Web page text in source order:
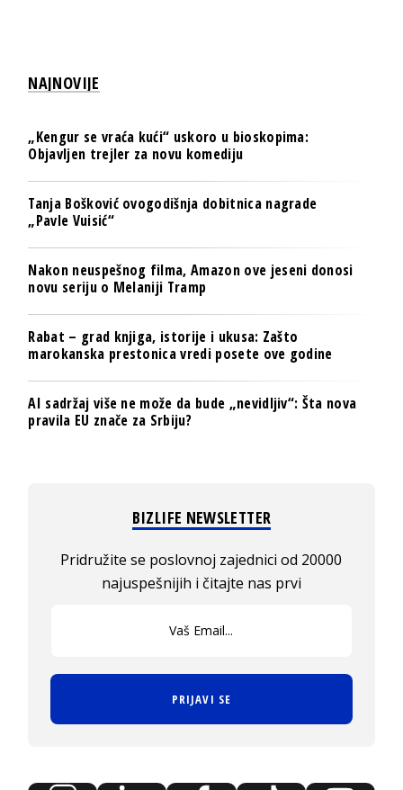
NAJNOVIJE
„Kengur se vraća kući“ uskoro u bioskopima:
Objavljen trejler za novu komediju
Tanja Bošković ovogodišnja dobitnica nagrade
„Pavle Vuisić“
Nakon neuspešnog filma, Amazon ove jeseni donosi
novu seriju o Melaniji Tramp
Rabat – grad knjiga, istorije i ukusa: Zašto
marokanska prestonica vredi posete ove godine
AI sadržaj više ne može da bude „nevidljiv“: Šta nova
pravila EU znače za Srbiju?
BIZLIFE NEWSLETTER
Pridružite se poslovnoj zajednici od 20000
najuspešnijih i čitajte nas prvi
PRIJAVI SE